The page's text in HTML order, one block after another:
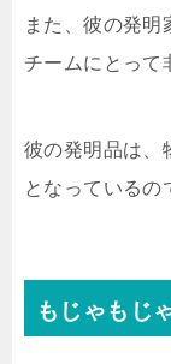
また、彼の発明
チームにとって
彼の発明品は、
となっているの
もじゃもじ